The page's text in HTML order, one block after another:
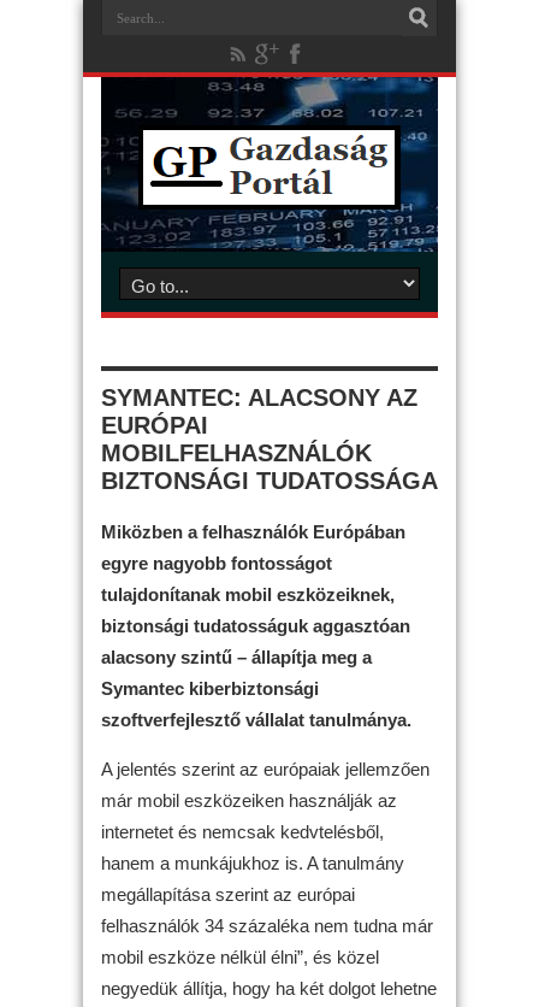
SYMANTEC: ALACSONY AZ
EURÓPAI
MOBILFELHASZNÁLÓK
BIZTONSÁGI TUDATOSSÁGA
Miközben a felhasználók Európában
egyre nagyobb fontosságot
tulajdonítanak mobil eszközeiknek,
biztonsági tudatosságuk aggasztóan
alacsony szintű – állapítja meg a
Symantec kiberbiztonsági
szoftverfejlesztő vállalat tanulmánya.
A jelentés szerint az európaiak jellemzően
már mobil eszközeiken használják az
internetet és nemcsak kedvtelésből,
hanem a munkájukhoz is. A tanulmány
megállapítása szerint az európai
felhasználók 34 százaléka nem tudna már
mobil eszköze nélkül élni”, és közel
negyedük állítja, hogy ha két dolgot lehetne